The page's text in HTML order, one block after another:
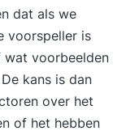
en
ervoor
Je ontdekt
in
dat als we
voorspeller is
wat voorbeelden
kans is dan
over het
of het hebben